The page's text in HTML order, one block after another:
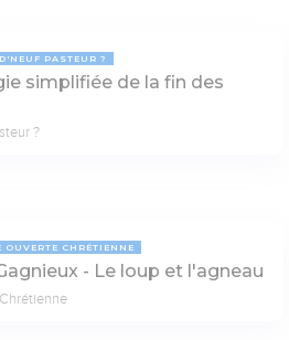
PASTEUR ?
simplifiée de la fin des
?
OUVERTE CHRÉTIENNE
- Le loup et l'agneau